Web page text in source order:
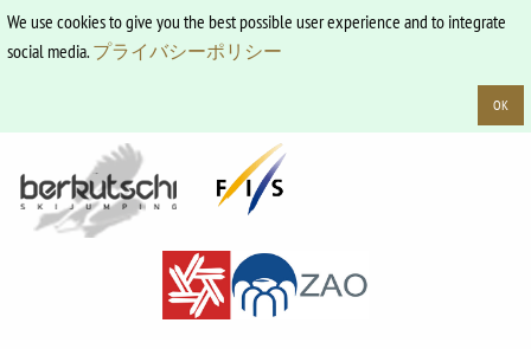
We use cookies to give you the best possible user experience and to integrate
social media.プライバシーポリシー
OK